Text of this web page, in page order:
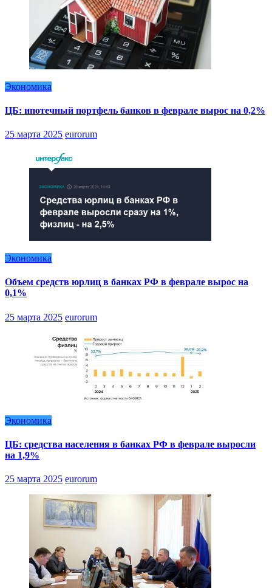
Экономика
ЦБ: ипотечный портфель банков в феврале вырос на 0,2%
25 марта 2025 eurorum
Экономика
Объем средств юрлиц в банках РФ в феврале вырос на
0,1%
25 марта 2025 eurorum
Экономика
ЦБ: средства населения в банках РФ в феврале выросли
на 1,9%
25 марта 2025 eurorum